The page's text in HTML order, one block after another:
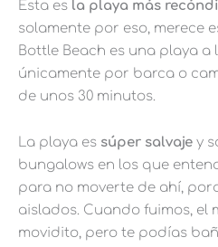
Esta es la playa más
solamente por eso, merece
Bottle Beach es una playa
únicamente por barca o
de unos 30 minutos.
La playa es súper salvaje y
bungalows en los que
para no moverte de ahí,
aislados. Cuando fuimos, el
movidito, pero te podías